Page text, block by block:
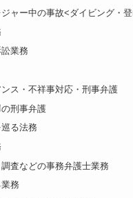
ャー中の事故<ダイビング・
業務
ス・不祥事対応・刑事弁護
刑事弁護
る法務
査などの事務弁護士業務
務